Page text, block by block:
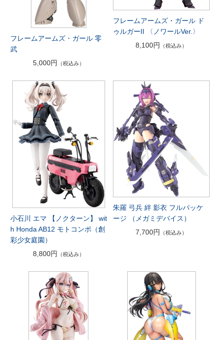
フレームアームズ・ガール 零
武
5,000円
（税込み）
フレームアームズ・ガール ド
ゥルガーII 〈ノワールVer.〉
8,100円
（税込み）
小石川 エマ 【ノクターン】 wit
h Honda AB12 モトコンポ（創
彩少女庭園）
8,800円
（税込み）
朱羅 弓兵 絆 影衣 フルパッケ
ージ （メガミデバイス）
7,700円
（税込み）